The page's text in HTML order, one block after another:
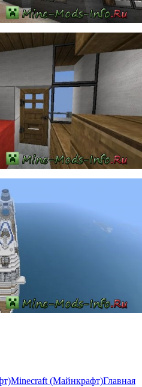
Minecraft (Майнкрафт)Главная